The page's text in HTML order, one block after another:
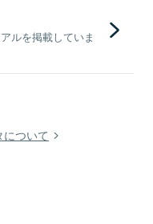
ルを掲載していま
ついて